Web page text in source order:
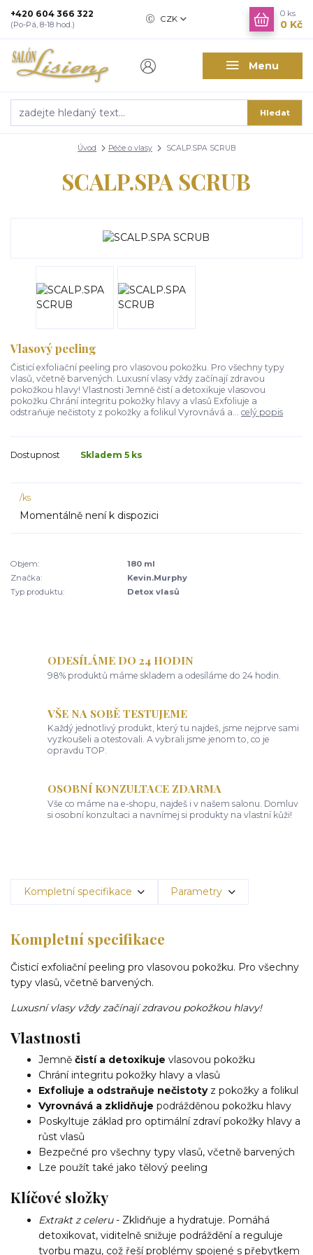
Menu
CZK
Hledat
+420 604 366 322
(Po-Pá, 8-18 hod.)
0 ks
0 Kč
Úvod Péče o vlasy SCALP.SPA SCRUB
SCALP.SPA SCRUB
Vlasový peeling
Čisticí exfoliační peeling pro vlasovou pokožku. Pro všechny typy
vlasů, včetně barvených. Luxusní vlasy vždy začínají zdravou
pokožkou hlavy! Vlastnosti Jemně čistí a detoxikuje vlasovou
pokožku Chrání integritu pokožky hlavy a vlasů Exfoliuje a
odstraňuje nečistoty z pokožky a folikul Vyrovnává a... celý popis
Dostupnost Skladem 5 ks
/ks
Momentálně není k dispozici
Objem:
180 ml
Značka:
Kevin.Murphy
Typ produktu:
Detox vlasů
ODESÍLÁME DO 24 HODIN
98% produktů máme skladem a odesíláme do 24 hodin.
VŠE NA SOBĚ TESTUJEME
Každý jednotlivý produkt, který tu najdeš, jsme nejprve sami
vyzkoušeli a otestovali. A vybrali jsme jenom to, co je
opravdu TOP.
OSOBNÍ KONZULTACE ZDARMA
Vše co máme na e-shopu, najdeš i v našem salonu. Domluv
si osobní konzultaci a navnímej si produkty na vlastní kůži!
Kompletní specifikace Parametry
Kompletní specifikace
Čisticí exfoliační peeling pro vlasovou pokožku. Pro všechny
typy vlasů, včetně barvených.
Luxusní vlasy vždy začínají zdravou pokožkou hlavy!
Vlastnosti
Jemně čistí a detoxikuje vlasovou pokožku
Chrání integritu pokožky hlavy a vlasů
Exfoliuje a odstraňuje nečistotyz pokožky a folikul
Vyrovnává a zklidňuje podrážděnou pokožku hlavy
Poskyltuje základ pro optimální zdraví pokožky hlavy a
růst vlasů
Bezpečné pro všechny typy vlasů, včetně barvených
Lze použít také jako tělový peeling
Klíčové složky
Extrakt z celeru- Zklidňuje a hydratuje. Pomáhá
detoxikovat, viditelně snižuje podráždění a reguluje
tvorbu mazu, což řeší problémy spojené s přebytkem